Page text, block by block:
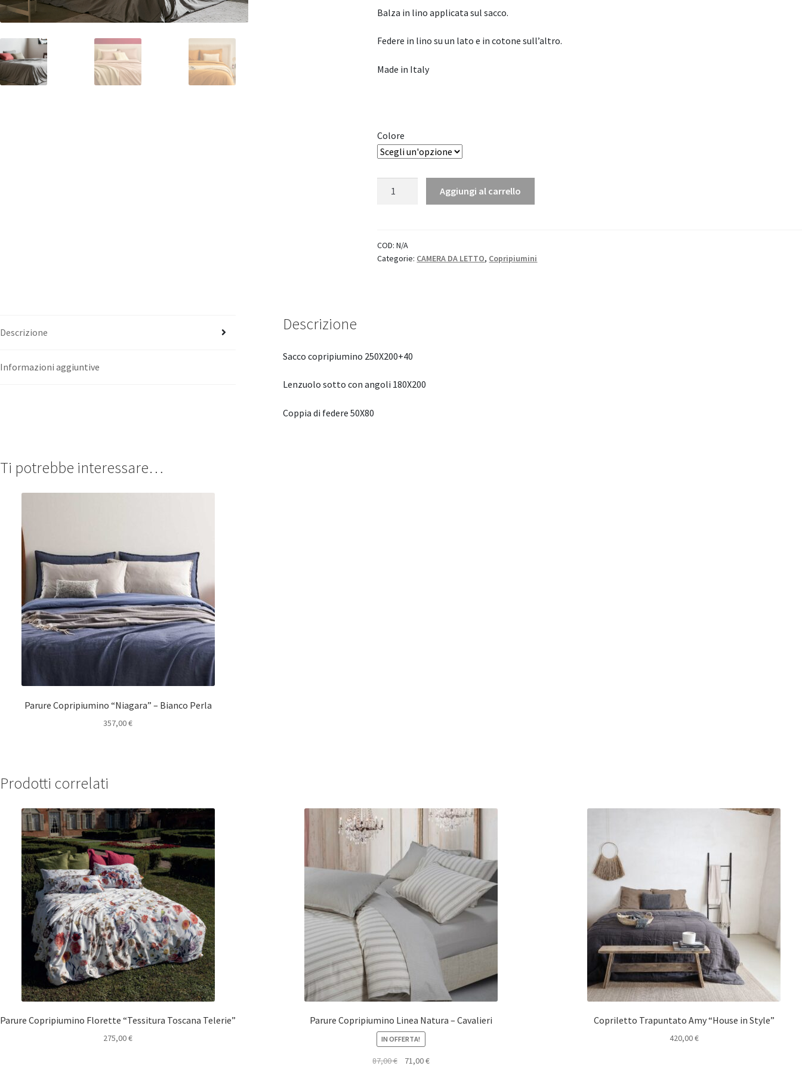
Balza in lino applicata sul sacco.
Federe in lino su un lato e in cotone sull’altro.
Made in Italy
Colore
Bianco
Perla
Aggiungi al carrello
COD:N/A
Categorie: CAMERA DA LETTO, Copripiumini
Descrizione
Informazioni aggiuntive
Descrizione
Sacco copripiumino 250X200+40
Lenzuolo sotto con angoli 180X200
Coppia di federe 50X80
Ti potrebbe interessare…
Parure Copripiumino “Niagara” – Bianco Perla
357,00€
Prodotti correlati
Parure Copripiumino Florette “Tessitura Toscana Telerie”
275,00€
Parure Copripiumino Linea Natura – Cavalieri
IN OFFERTA!
87,00€ 71,00€Il
Copriletto Trapuntato Amy “House in Style”
420,00€